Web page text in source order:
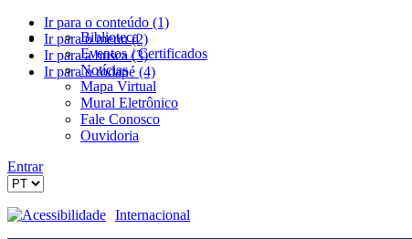
Ir para o conteúdo (1)
Ir para o menu (2)
Ir para a busca (3)
Ir para o rodapé (4)
Biblioteca
Eventos / Certificados
Notícias
Mapa Virtual
Mural Eletrônico
Fale Conosco
Ouvidoria
Entrar
Acessibilidade Internacional